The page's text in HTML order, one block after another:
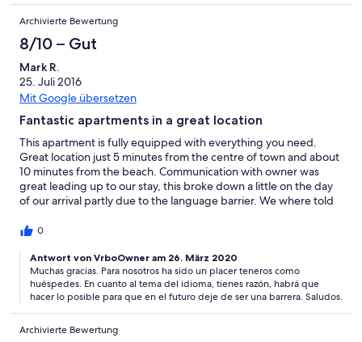
de nouveau le même retard alors que nous avions pris rendez
vous la veille. Accueil à améliorer.
Archivierte Bewertung
8/10 – Gut
Mark R.
25. Juli 2016
Mit Google übersetzen
Fantastic apartments in a great location
This apartment is fully equipped with everything you need.
Great location just 5 minutes from the centre of town and about
10 minutes from the beach. Communication with owner was
great leading up to our stay, this broke down a little on the day
of our arrival partly due to the language barrier. We where told
we where 1 hour away which we did, the friend hung up on us
between us the owner and his friend we where eventually met
after waiting outside for over 2 hours. This is the only reason I
am not giving 5 stars. My Spanish should be better and I don't
expect people to speak English but to be met over 3 hours after
the initial phone call with a travel tired 3 year old wasn't the best
start.
0
Antwort von VrboOwner am 26. März 2020
Muchas gracias. Para nosotros ha sido un placer teneros como
huéspedes. En cuanto al tema del idioma, tienes razón, habrá que
hacer lo posible para que en el futuro deje de ser una barrera. Saludos.
Archivierte Bewertung